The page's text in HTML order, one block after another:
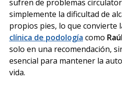
sufren de problemas
simplemente la dificultad de
propios pies, lo que convierte
clínica de podología como
solo en una recomendación,
esencial para mantener la
vida.